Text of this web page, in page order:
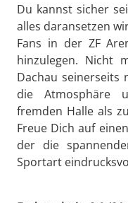
Du kannst sicher
alles daransetzen
Fans in der ZF
hinzulegen. Nicht
Dachau seinerseits
die Atmosphäre
fremden Halle als
Freue Dich auf
der die
Sportart